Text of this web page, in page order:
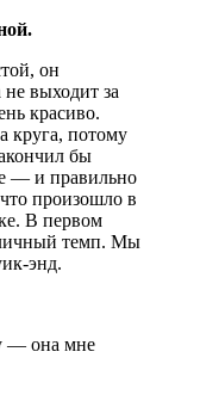
он
выходит за
красиво.
круга, потому
бы
— и правильно
произошло в
В первом
темп. Мы
энд.
— она мне